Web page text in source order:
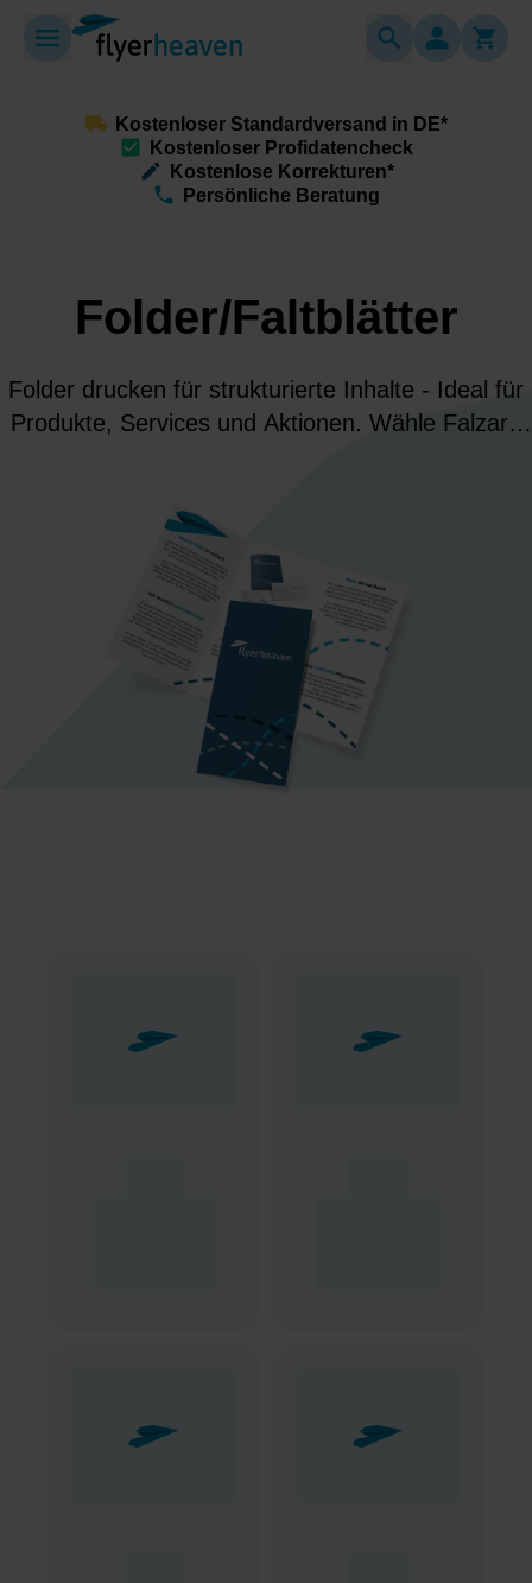
Kostenloser Standardversand in DE*
Kostenloser Profidatencheck
Kostenlose Korrekturen*
Persönliche Beratung
Folder/Faltblätter
Folder drucken für strukturierte Inhalte - Ideal für
Produkte, Services und Aktionen. Wähle Falzart,